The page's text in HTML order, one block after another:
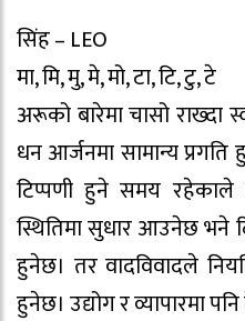
सिंह – LEO
मा, मि, मु, मे, मो, टा, टि, टु, टे
अरूको बारेमा चासो राख्दा
धन आर्जनमा सामान्य
टिप्पणी हुने समय रहेकाले
स्थितिमा सुधार आउनेछ भने
हुनेछ। तर वादविवादले
हुनेछ। उद्योग र व्यापारमा